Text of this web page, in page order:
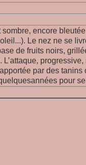
sombre, encore
Le nez ne se
de fruits noirs,
L’attaque,
par des
pour